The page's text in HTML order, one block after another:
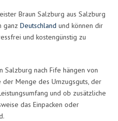
Braun Salzburg aus Salzburg
ganz Deutschland und können dir
und kostengünstig zu
Salzburg nach Fife hängen von
Menge des Umzugsguts, der
und ob zusätzliche
das Einpacken oder